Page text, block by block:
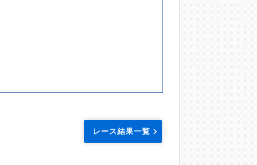
レース結果一覧